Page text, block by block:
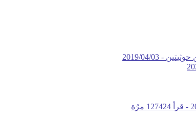
-
2019/04/03
- قرأ 127424 مرُة